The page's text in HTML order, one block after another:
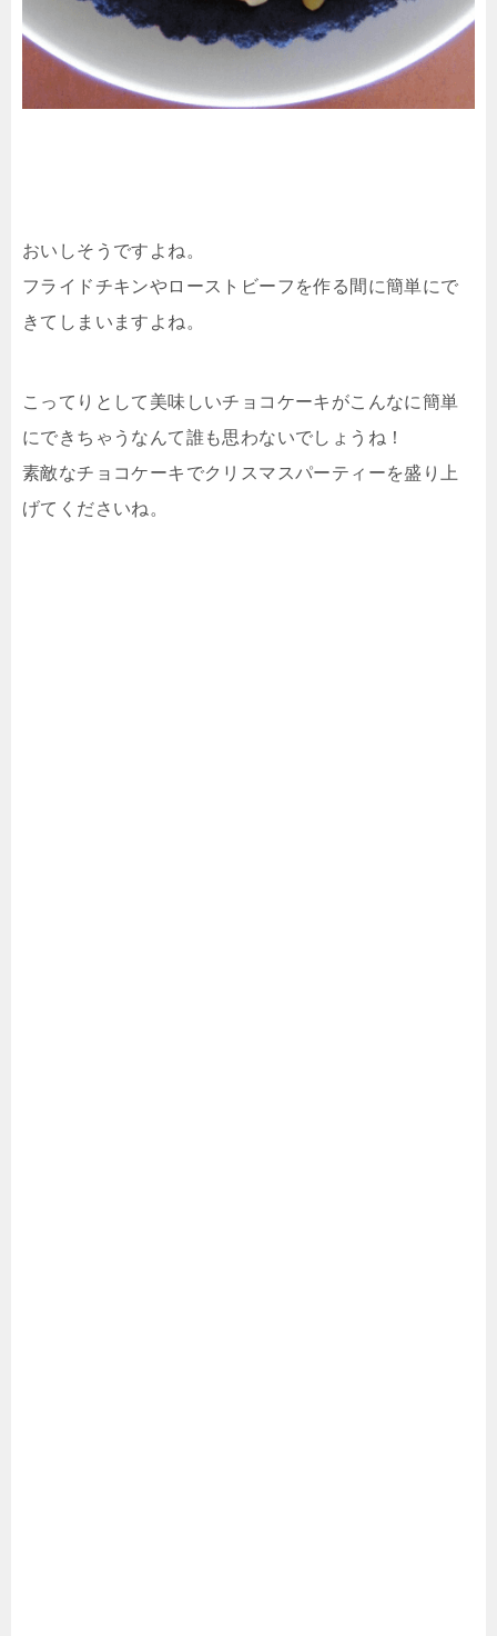
おいしそうですよね。
フライドチキンやローストビーフを作る間に簡単にで
きてしまいますよね。
こってりとして美味しいチョコケーキがこんなに簡単
にできちゃうなんて誰も思わないでしょうね！
素敵なチョコケーキでクリスマスパーティーを盛り上
げてくださいね。